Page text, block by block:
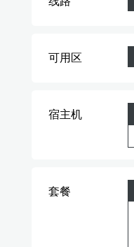
可用区
宿主机
套餐